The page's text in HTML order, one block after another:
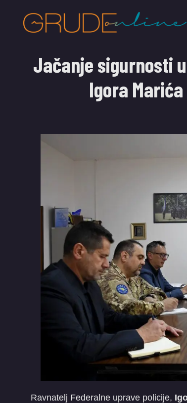
Jačanje sigurnosti
Igora Marića
Ravnatelj Federalne uprave policije,